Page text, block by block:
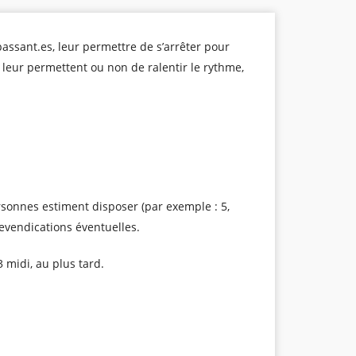
leur permettre de s’arrêter pour
permettent ou non de ralentir le rythme,
estiment disposer (par exemple : 5,
éventuelles.
midi, au plus tard.